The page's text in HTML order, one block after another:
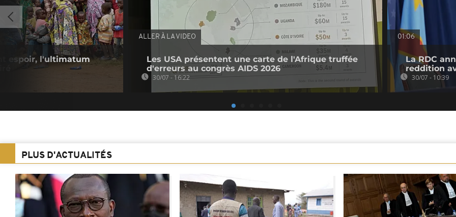
espoir, l'ultimatum
ALLER À LA VIDEO
Les USA présentent une carte de l'Afrique truffée
d'erreurs au congrès AIDS 2026
30/07 - 16:22
01:06
La RDC
reddition
30/07 - 10:39
PLUS D'ACTUALITÉS